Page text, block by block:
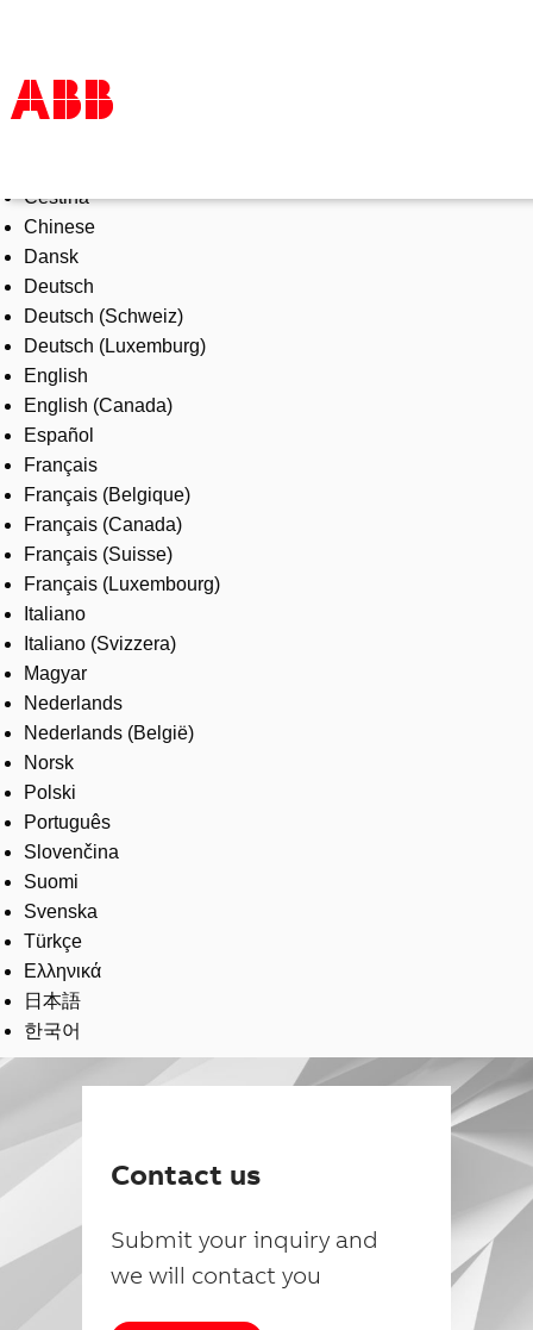
Products & Solutions
Industries
Services
About us
Where to buy
Contact us
Careers
Čeština
Chinese
Dansk
Deutsch
Deutsch (Schweiz)
Deutsch (Luxemburg)
English
English (Canada)
Español
Français
Français (Belgique)
Français (Canada)
Français (Suisse)
Français (Luxembourg)
Italiano
Italiano (Svizzera)
Magyar
Nederlands
Nederlands (België)
Norsk
Polski
Português
Slovenčina
Suomi
Svenska
Türkçe
Ελληνικά
日本語
한국어
Contact us
Submit your inquiry and
we will contact you